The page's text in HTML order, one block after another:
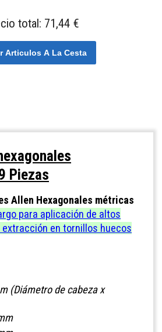
total: 71,44 €
Articulos A La Cesta
Piezas
Allen Hexagonales métricas
para aplicación de altos
en tornillos huecos
(Diámetro de cabeza x